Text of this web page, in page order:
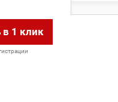
в 1 клик